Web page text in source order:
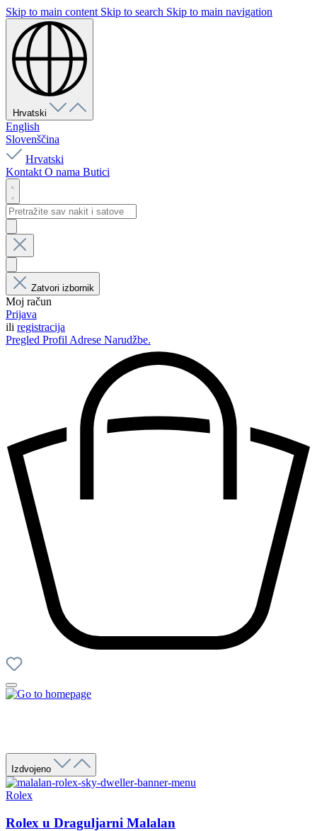
Skip to main content Skip to search Skip to main navigation
Hrvatski
English
Slovenščina
Hrvatski
Kontakt O nama Butici
Zatvori izbornik
Moj račun
Prijava
ili registracija
Pregled Profil Adrese Narudžbe.
Izdvojeno
Rolex
Rolex u Draguljarni Malalan